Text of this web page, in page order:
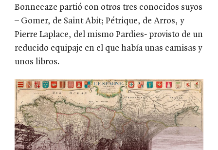
Bonnecaze partió con otros tres conocidos suyos
– Gomer, de Saint Abit; Pétrique, de Arros, y
Pierre Laplace, del mismo Pardies- provisto de un
reducido equipaje en el que había unas camisas y
unos libros.